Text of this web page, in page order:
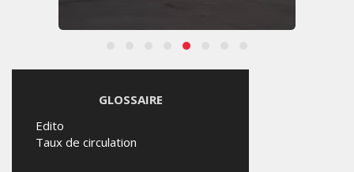
GLOSSAIRE
Edito
Taux de circulation